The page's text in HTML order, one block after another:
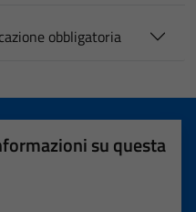
obbligatoria
su questa